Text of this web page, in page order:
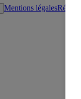
Mentions légales